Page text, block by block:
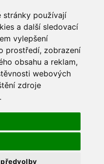
stránky používají
a další sledovací
vylepšení
prostředí, zobrazení
obsahu a reklam,
webových
zdroje
nás